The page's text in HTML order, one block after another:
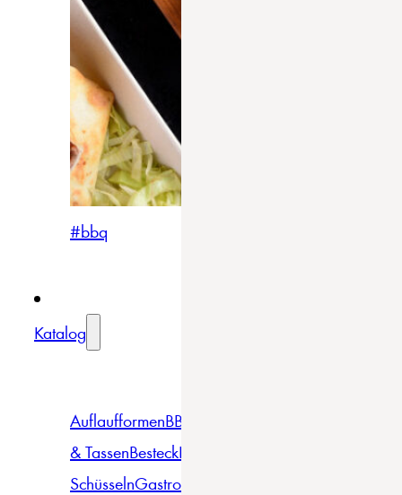
#bbq
Katalog
AuflaufformenBBQ
& TassenBesteckBowls &
SchüsselnGastro